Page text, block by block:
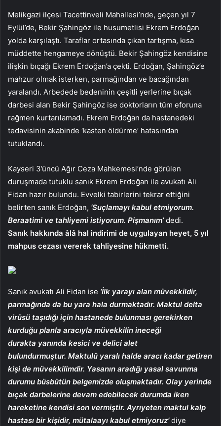
Melikgazi ilçesi Tacettinveli Mahallesi’nde, geçen yıl 7
Eylül’de, Bekir Şahingöz ile husumetlisi Ekrem Erdoğan
yolda karşılaştı. Taraflar ortasında çıkan tartışma, kısa
müddette hengameye dönüştü. Bekir Şahingöz kendisine
ilişkin bıçağı Ekrem Erdoğan’a çekti. Erdoğan, Şahingöz’e
mahzur olmak isterken, parmağından ve bacağından
yaralandı. Arbedede bedeninin çeşitli yerlerine bıçak
darbesi alan Bekir Şahingöz ise doktorların tüm eforuna
rağmen kurtarılamadı. Ekrem Erdoğan da hastanedeki
tedavisinin akabinde ‘kasten öldürme’ hatasından
tutuklandı.
Kayseri 3’üncü Ağır Ceza Mahkemesi’nde görülen
duruşmada tutuklu sanık Ekrem Erdoğan ile avukatı Ali
Fidan hazır bulundu. Evvelki tabirlerini tekrar ettiğini
belirten sanık Erdoğan, ‘Suçlamayı kabul etmiyorum.
Beraatimi ve tahliyemi istiyorum. Pişmanım’dedi.
Sanık hakkında âlâ hal indirimi de uygulayan heyet, 5 yıl
mahpus cezası vererek tahliyesine hükmetti.
Sanık avukatı Ali Fidan ise ‘İlk yarayı alan müvekkildir,
parmağında da bu yara hala durmaktadır. Maktul delta
virüsü taşıdığı için hastanede bulunması gerekirken
kurduğu planla aracıyla müvekkilin ineceği
durakta yanında kesici ve delici alet
bulundurmuştur. Maktulü yaralı halde aracı kadar getiren
kişi de müvekkilimdir. Yasanın aradığı yasal savunma
durumu büsbütün belgemizde oluşmaktadır. Olay yerinde
bıçak darbelerine devam edebilecek durumda iken
hareketine kendisi son vermiştir. Ayrıyeten maktul kalp
hastası bir kişidir, mütalaayı kabul etmiyoruz’diye